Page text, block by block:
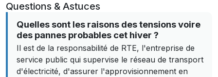
Questions & Astuces
Quelles sont les raisons des tensions voire
des pannes probables cet hiver ?
Il est de la responsabilité de RTE, l'entreprise de
service public qui supervise le réseau de transport
d'électricité, d'assurer l'approvisionnement en